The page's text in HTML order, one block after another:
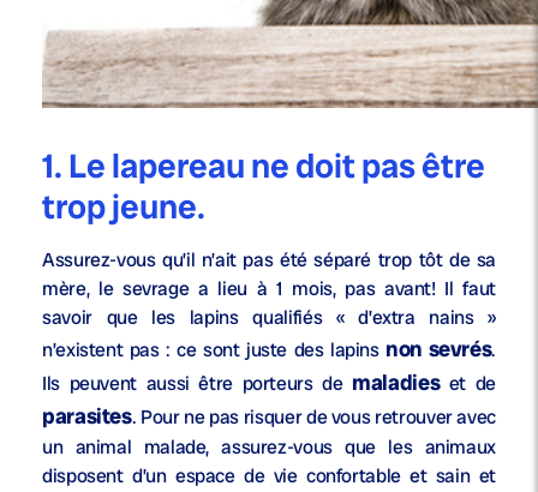
1. Le lapereau ne doit pas être
trop jeune.
Assurez-vous qu’il n’ait pas été séparé trop tôt de sa
mère, le sevrage a lieu à 1 mois, pas avant! Il faut
savoir que les lapins qualifiés « d’extra nains »
n’existent pas : ce sont juste des lapins non sevrés.
Ils peuvent aussi être porteurs de maladieset de
parasites. Pour ne pas risquer de vous retrouver avec
un animal malade, assurez-vous que les animaux
disposent d’un espace de vie confortable et sain et